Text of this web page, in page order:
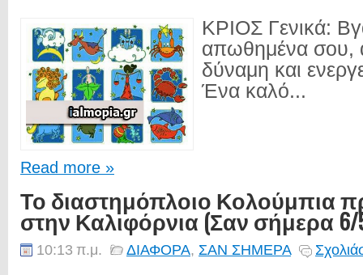
ΚΡΙΟΣ Γενικά:
απωθημένα σου,
δύναμη και
Ένα καλό...
Read more »
Το διαστημόπλοιο Κολούμπια
στην Καλιφόρνια (Σαν σήμερα 6/
10:13 π.μ. ΔΙΑΦΟΡΑ, ΣΑΝ ΣΗΜΕΡΑ